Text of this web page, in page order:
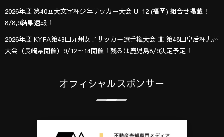
2026年度 第40回大文字杯少年サッカー大会 U-12 (福岡) 組合せ掲載！
8/8,9結果速報！
2026年度 KYFA第43回九州女子サッカー選手権大会 兼 第48回皇后杯九州
大会（長崎県開催）9/12～14開催！残るは鹿児島8/9決定予定！
オフィシャルスポンサー